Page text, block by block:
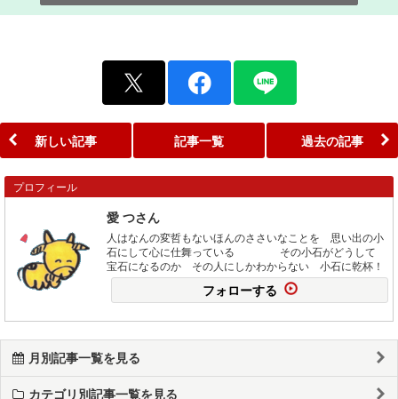
新しい記事 記事一覧 過去の記事
プロフィール
愛 つさん
人はなんの変哲もないほんのささいなことを 思い出の小
石にして心に仕舞っている その小石がどうして
宝石になるのか その人にしかわからない 小石に乾杯！
フォローする
月別記事一覧を見る
カテゴリ別記事一覧を見る